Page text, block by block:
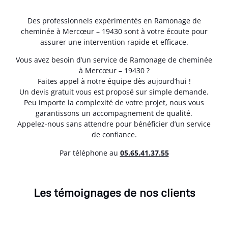
Des professionnels expérimentés en Ramonage de
cheminée à Mercœur – 19430 sont à votre écoute pour
assurer une intervention rapide et efficace.
Vous avez besoin d’un service de Ramonage de cheminée
à Mercœur – 19430 ?
Faites appel à notre équipe dès aujourd’hui !
Un devis gratuit vous est proposé sur simple demande.
Peu importe la complexité de votre projet, nous vous
garantissons un accompagnement de qualité.
Appelez-nous sans attendre pour bénéficier d’un service
de confiance.
Par téléphone au 05.65.41.37.55
Les témoignages de nos clients